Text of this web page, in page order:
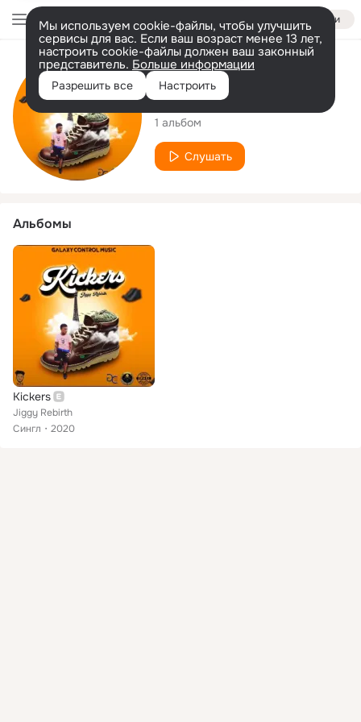
Войти
Мы используем cookie-файлы, чтобы улучшить
сервисы для вас. Если ваш возраст менее 13 лет,
настроить cookie-файлы должен ваш законный
представитель. Больше информации
Разрешить все Настроить
Исполнитель
Jiggy Rebirth
1 альбом
Слушать
Альбомы
Kickers
Jiggy Rebirth
Сингл
2020